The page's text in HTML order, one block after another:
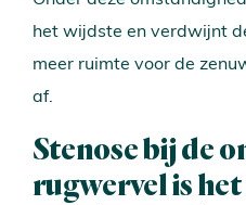
het wijdste en verdwijnt
meer ruimte voor de
af.
Stenose bij de
rugwervel is